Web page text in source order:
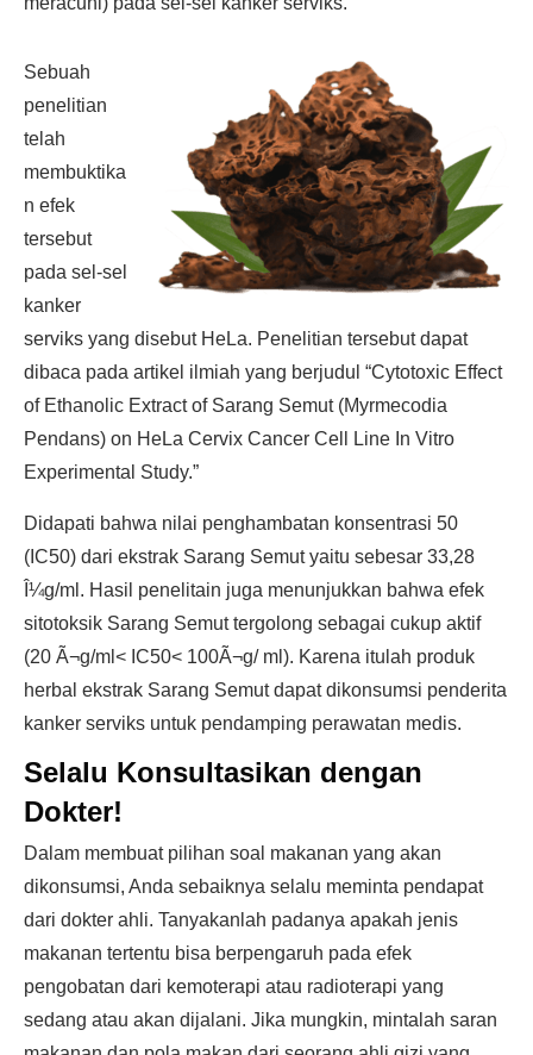
Sebuah
penelitian
telah
membuktika
n efek
tersebut
pada sel-sel
kanker
serviks yang disebut HeLa. Penelitian tersebut dapat
dibaca pada artikel ilmiah yang berjudul “Cytotoxic Effect
of Ethanolic Extract of Sarang Semut (Myrmecodia
Pendans) on HeLa Cervix Cancer Cell Line In Vitro
Experimental Study.”
Didapati bahwa nilai penghambatan konsentrasi 50
(IC50) dari ekstrak Sarang Semut yaitu sebesar 33,28
Î¼g/ml. Hasil penelitain juga menunjukkan bahwa efek
sitotoksik Sarang Semut tergolong sebagai cukup aktif
(20 Ã¬g/ml< IC50< 100Ã¬g/ ml). Karena itulah produk
herbal ekstrak Sarang Semut dapat dikonsumsi penderita
kanker serviks untuk pendamping perawatan medis.
Selalu Konsultasikan dengan
Dokter!
Dalam membuat pilihan soal makanan yang akan
dikonsumsi, Anda sebaiknya selalu meminta pendapat
dari dokter ahli. Tanyakanlah padanya apakah jenis
makanan tertentu bisa berpengaruh pada efek
pengobatan dari kemoterapi atau radioterapi yang
sedang atau akan dijalani. Jika mungkin, mintalah saran